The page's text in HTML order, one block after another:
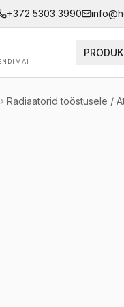
+372 5303 3990
Radiaatorid tööstusele /